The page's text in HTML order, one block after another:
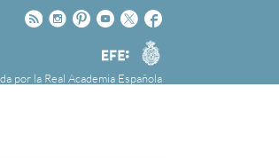
Facebook
Twitter
Youtube
Pinteres
Instagram
Rss
Agencia
EFE
por la Real Academia Española